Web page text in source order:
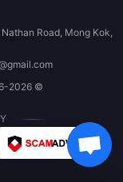
Road, Mong Kok,
© 2016-2026 BitTopup. All Rights Reserved.